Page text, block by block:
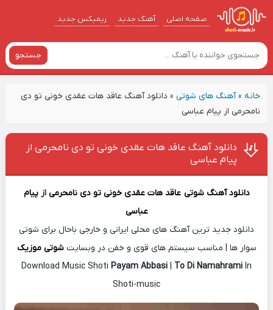
صفحه اصلی آهنگ‌ جدید ریمیکس جدید
جستجو
خانه»آهنگ های شوتی» دانلود آهنگ عاقد هات عقدی خونی تو دی
نامحرمی از پیام عباسی
دانلود آهنگ عاقد هات عقدی خونی تو دی نامحرمی از
پیام عباسی
دانلود آهنگ شوتی عاقد هات عقدی خونی تو دی نامحرمی ازپیام
عباسی
دانلود جدید ترین آهنگ های محلی ایرانی و خارجی باحال برای شوتی
سوار ها | مناسب سیستم های قوی و خفن در وبسایتشوتی موزیک
Download Music Shoti Payam Abbasi To Di Namahrami In
Shoti-music